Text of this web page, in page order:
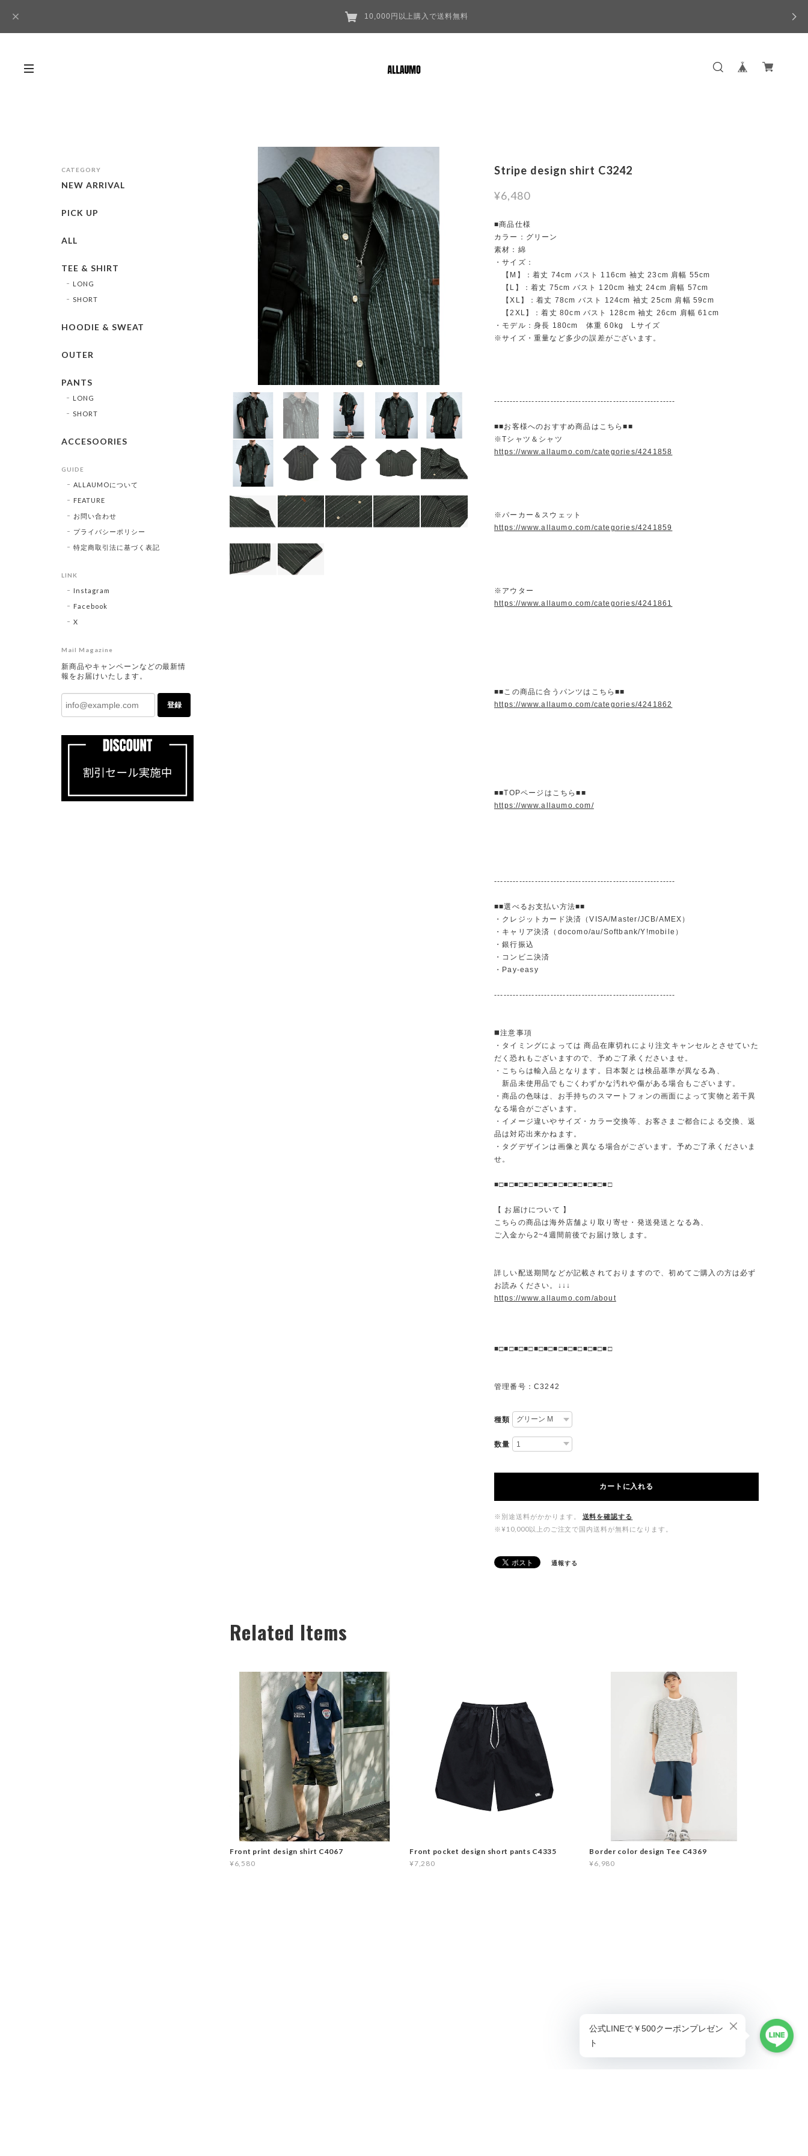
10,000円以上購入で送料無料
Stripe design shirt C3242
¥6,480
■商品仕様
カラー：グリーン
素材：綿
・サイズ：
【M】：着丈 74cm バスト 116cm 袖丈 23cm 肩幅 55cm
【L】：着丈 75cm バスト 120cm 袖丈 24cm 肩幅 57cm
【XL】：着丈 78cm バスト 124cm 袖丈 25cm 肩幅 59cm
【2XL】：着丈 80cm バスト 128cm 袖丈 26cm 肩幅 61cm
・モデル：身長 180cm 体重 60kg Lサイズ
※サイズ・重量など多少の誤差がございます。
----------------------------------------------------------
■■お客様へのおすすめ商品はこちら■■
※Tシャツ＆シャツ
https://www.allaumo.com/categories/4241858
※パーカー＆スウェット
https://www.allaumo.com/categories/4241859
※アウター
https://www.allaumo.com/categories/4241861
■■この商品に合うパンツはこちら■■
https://www.allaumo.com/categories/4241862
■■TOPページはこちら■■
https://www.allaumo.com/
----------------------------------------------------------
■■選べるお支払い方法■■
・クレジットカード決済（VISA/Master/JCB/AMEX）
・キャリア決済（docomo/au/Softbank/Y!mobile）
・銀行振込
・コンビニ決済
・Pay-easy
----------------------------------------------------------
◼️注意事項
・タイミングによっては 商品在庫切れにより注文キャンセルとさせていた
だく恐れもございますので、予めご了承くださいませ。
・こちらは輸入品となります。日本製とは検品基準が異なる為、
新品未使用品でもごくわずかな汚れや傷がある場合もございます。
・商品の色味は、お手持ちのスマートフォンの画面によって実物と若干異
なる場合がございます。
・イメージ違いやサイズ・カラー交換等、お客さまご都合による交換、返
品は対応出来かねます。
・タグデザインは画像と異なる場合がございます。予めご了承くださいま
せ。
■□■□■□■□■□■□■□■□■□■□■□■□
【 お届けについて 】
こちらの商品は海外店舗より取り寄せ・発送発送となる為、
ご入金から2~4週間前後でお届け致します。
詳しい配送期間などが記載されておりますので、初めてご購入の方は必ず
お読みください。↓↓↓
https://www.allaumo.com/about
■□■□■□■□■□■□■□■□■□■□■□■□
管理番号：C3242
種類
数量
カートに入れる
※別途送料がかかります。
送料を確認する
※¥10,000以上のご注文で国内送料が無料になります。
通報する
Related Items
Front print design shirt C4067
¥6,580
Front pocket design short pants C4335
¥7,280
Border color design Tee C4369
¥6,980
CATEGORY
NEW ARRIVAL
PICK UP
ALL
TEE & SHIRT
LONG
SHORT
HOODIE & SWEAT
OUTER
PANTS
LONG
SHORT
ACCESOORIES
GUIDE
ALLAUMOについて
FEATURE
お問い合わせ
プライバシーポリシー
特定商取引法に基づく表記
LINK
Instagram
Facebook
X
Mail Magazine
新商品やキャンペーンなどの最新情
報をお届けいたします。
登録